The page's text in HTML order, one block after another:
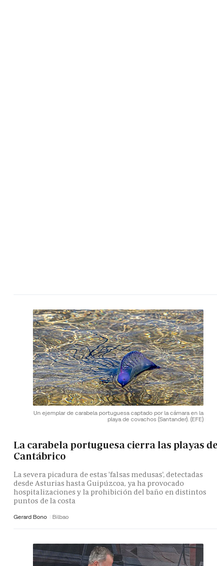
Un ejemplar de carabela portuguesa captado por la cámara en la
playa de covachos (Santander). (EFE)
La carabela portuguesa cierra las playas
Cantábrico
La severa picadura de estas 'falsas medusas', detectadas
desde Asturias hasta Guipúzcoa, ya ha provocado
hospitalizaciones y la prohibición del baño en distintos
puntos de la costa
Gerard Bono Bilbao